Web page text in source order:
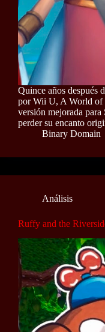
Quince años después
por Wii U, A World of
versión mejorada para
perder su encanto
Binary Domain
Análisis
Ruffy and the